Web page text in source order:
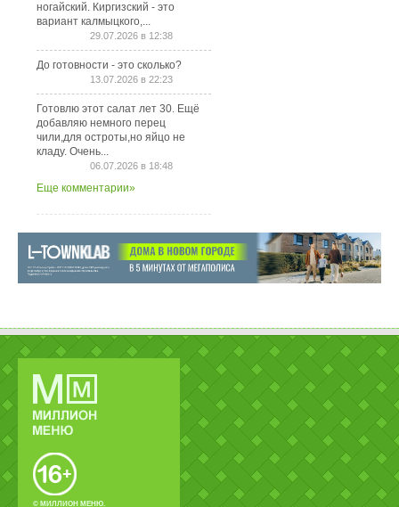
ногайский. Киргизский - это
вариант калмыцкого,...
29.07.2026 в 12:38
До готовности - это сколько?
13.07.2026 в 22:23
Готовлю этот салат лет 30. Ещё
добавляю немного перец
чили,для остроты,но яйцо не
кладу. Очень...
06.07.2026 в 18:48
Еще комментарии»
© МИЛЛИОН МЕНЮ.